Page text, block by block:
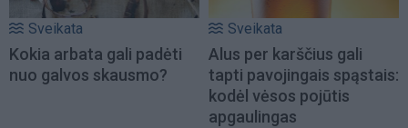
Sveikata
Kokia arbata gali padėti
nuo galvos skausmo?
Sveikata
Alus per karščius gali
tapti pavojingais spąstais:
kodėl vėsos pojūtis
apgaulingas